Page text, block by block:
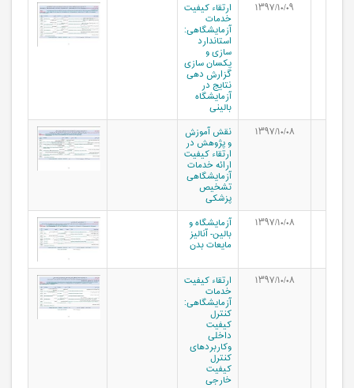
۱۳۹۷/۱۰/۰۹
ارتقاء کیفیت
خدمات
آزمایشگاهی:
استاندارد
سازی و
یکسان سازی
گزارش دهی
نتایج در
آزمایشگاه
بالینی
۱۳۹۷/۱۰/۰۸
نقش آموزش
و پژوهش در
ارتقاء کیفیت
ارائه خدمات
آزمایشگاهی
تشخیص
پزشکی
۱۳۹۷/۱۰/۰۸
آزمایشگاه و
بالین- آنالیز
مایعات بدن
۱۳۹۷/۱۰/۰۸ ارتقاء کیفیت
خدمات
آزمایشگاهی:
کنترل
کیفیت
داخلی
وکاربردهای
کنترل
کیفیت
خارجی